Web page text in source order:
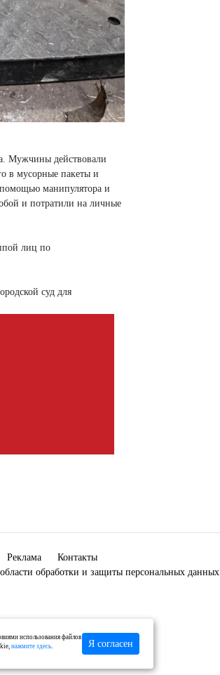
Мужчины действовали
в мусорные пакеты и
манипулятора и
и потратили на личные
лиц по
суд для
Реклама
Контакты
обработки и защиты персональных данных
использования файлов
нажмите здесь. Я согласен